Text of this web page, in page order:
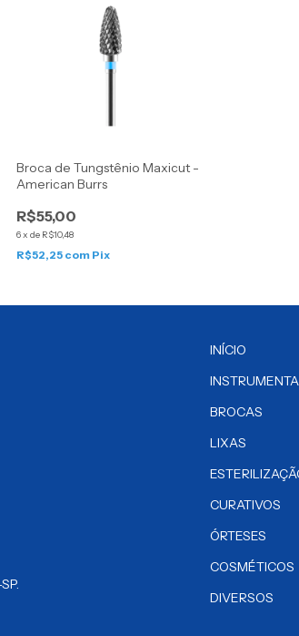
Broca de Tungstênio Maxicut -
American Burrs
R$55,00
6xde R$10,48
R$52,25 com Pix
INÍCIO
BROCAS
LIXAS
CURATIVOS
ÓRTESES
COSMÉTICOS
DIVERSOS